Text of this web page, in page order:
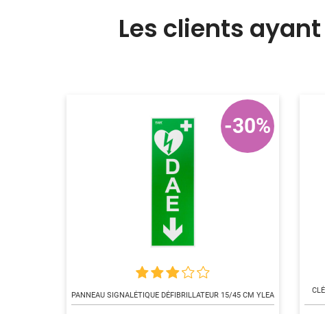
Les clients
PANNEAU SIGNALÉTIQUE DÉFIBRILLATEUR 15/45 CM YLEA
-30%